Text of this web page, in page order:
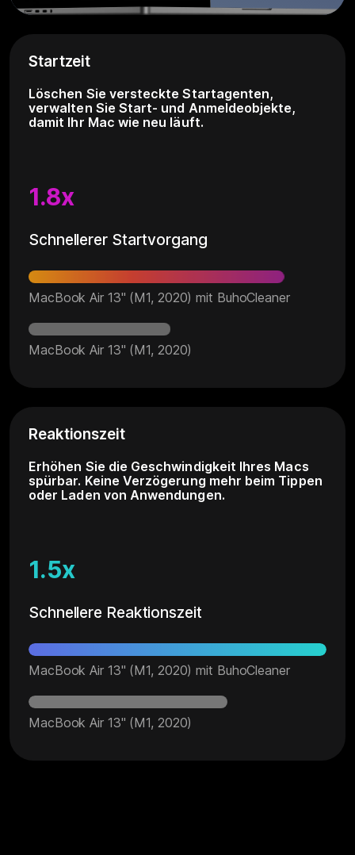
Startzeit
Löschen Sie versteckte Startagenten,
verwalten Sie Start- und Anmeldeobjekte,
damit Ihr Mac wie neu läuft.
1.8x
Schnellerer Startvorgang
MacBook Air 13" (M1, 2020) mit BuhoCleaner
MacBook Air 13" (M1, 2020)
Reaktionszeit
Erhöhen Sie die Geschwindigkeit Ihres Macs
spürbar. Keine Verzögerung mehr beim Tippen
oder Laden von Anwendungen.
1.5x
Schnellere Reaktionszeit
MacBook Air 13" (M1, 2020) mit BuhoCleaner
MacBook Air 13" (M1, 2020)